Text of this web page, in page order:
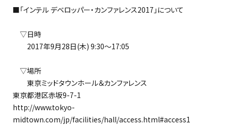
■「インテル デベロッパー・カンファレンス2017」について
▽日時
2017年9月28日(木) 9:30～17:05
▽場所
東京ミッドタウンホール＆カンファレンス
東京都港区赤坂9-7-1
http://www.tokyo-
midtown.com/jp/facilities/hall/access.html#access1